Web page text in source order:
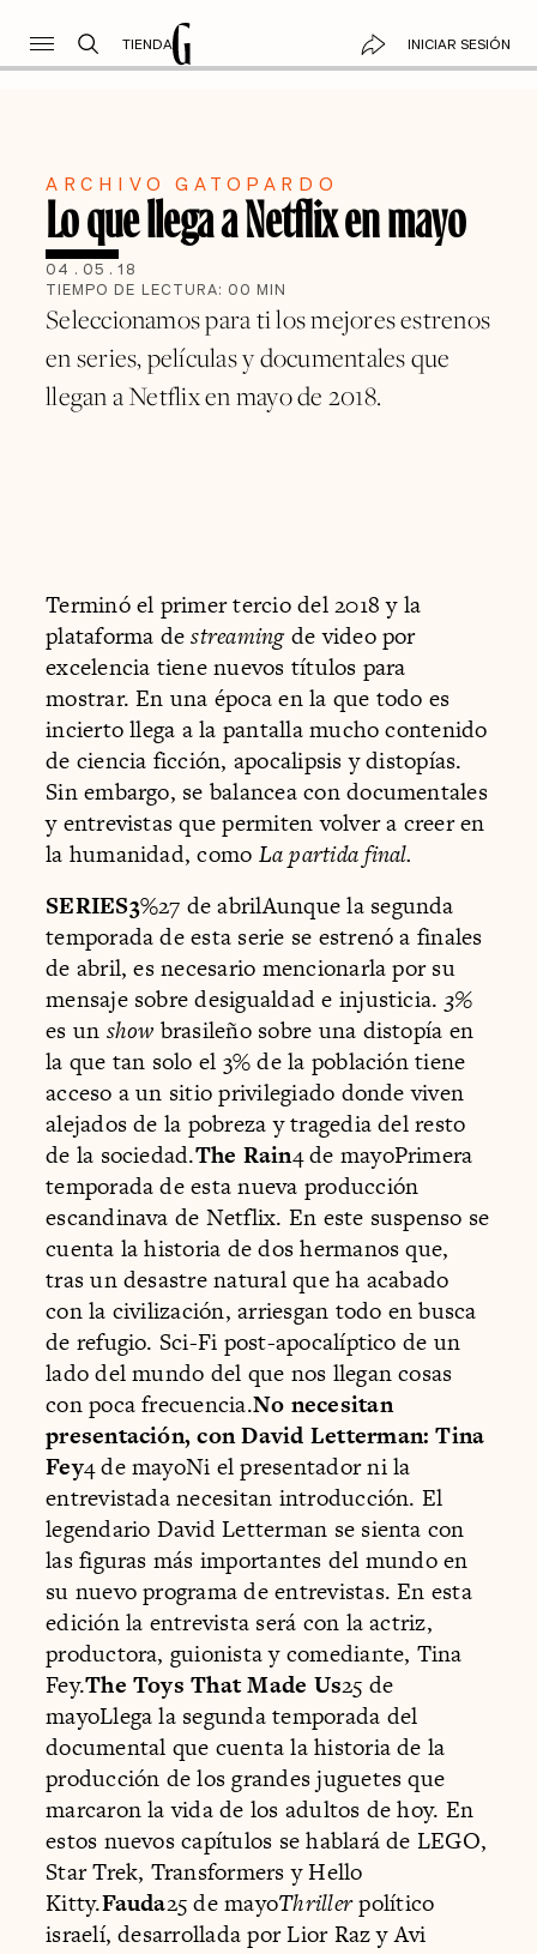
TIENDA INICIAR SESIÓN
ARCHIVO GATOPARDO
Lo que llega a Netflix en mayo
04 . 05 . 18
TIEMPO DE LECTURA: 00 MIN
Seleccionamos para ti los mejores estrenos
en series, películas y documentales que
llegan a Netflix en mayo de 2018.
Terminó el primer tercio del 2018 y la
plataforma destreamingde video por
excelencia tiene nuevos títulos para
mostrar. En una época en la que todo es
incierto llega a la pantalla mucho contenido
de ciencia ficción, apocalipsis y distopías.
Sin embargo, se balancea con documentales
y entrevistas que permiten volver a creer en
la humanidad, como La partida final.
SERIES3%27 de abrilAunque la segunda
temporada de esta serie se estrenó a finales
de abril, es necesario mencionarla por su
mensaje sobre desigualdad e injusticia. 3%
es un show brasileño sobre una distopía en
la que tan solo el 3% de la población tiene
acceso a un sitio privilegiado donde viven
alejados de la pobreza y tragedia del resto
de la sociedad.The Rain4 de mayoPrimera
temporada de esta nueva producción
escandinava de Netflix. En este suspenso se
cuenta la historia de dos hermanos que,
tras un desastre natural que ha acabado
con la civilización, arriesgan todo en busca
de refugio. Sci-Fi post-apocalíptico de un
lado del mundo del que nos llegan cosas
con poca frecuencia.No necesitan
presentación, con David Letterman: Tina
Fey4 de mayoNi el presentador ni la
entrevistada necesitan introducción. El
legendario David Letterman se sienta con
las figuras más importantes del mundo en
su nuevo programa de entrevistas. En esta
edición la entrevista será con la actriz,
productora, guionista y comediante, Tina
Fey.The Toys That Made Us25 de
mayoLlega la segunda temporada del
documental que cuenta la historia de la
producción de los grandes juguetes que
marcaron la vida de los adultos de hoy. En
estos nuevos capítulos se hablará de LEGO,
Star Trek, Transformers y Hello
Kitty.Fauda25 de mayoThrillerpolítico
israelí, desarrollada por Lior Raz y Avi